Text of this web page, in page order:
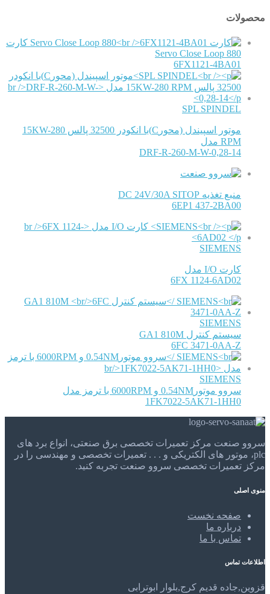
محصولات
کارت
Servo Close Loop 880
6FX1121-4BA01
SPL SPINDEL
موتور اسپیندل (محورC)با انکودر 32500 پالس 15KW-280
RPM مدل
DRF-R-260-M-W-0,28-14
منبع تغذیه DC 24V/30A SITOP
6EP1 437-2BA00
SIEMENS
کارت I/O مدل
6FX 1124-6AD02
SIEMENS
سیستم کنترل GA1 810M
6FC 3471-0AA-Z
SIEMENS
سروو موتور0.54NM و 6000RPM با ترمز مدل
1FK7022-5AK71-1HH0
سروو صنعت مرکز تعمیرات تخصصی برق صنعتی، انواع برد های
plc، موتور های الکتریکی و . . . تعمیرات تخصصی و مهندسی را در
مرکز تعمیرات تخصصی سروو صنعت تجربه کنید.
منوی اصلی
صفحه نخست
درباره ما
تماس با ما
اطلاعات تماس
قزوین,جاده قدیم کرج,بلوار ابوترابی